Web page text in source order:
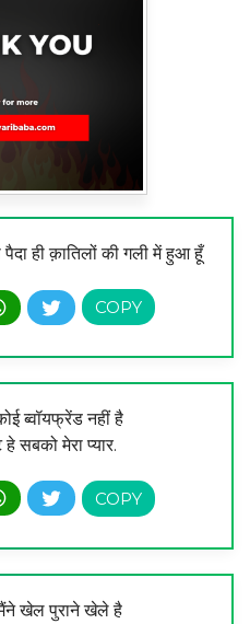
ही क़ातिलों की गली में हुआ हूँ
ब्वॉयफ्रेंड नहीं है
सबको मेरा प्यार.
‪खेल‬ पुराने ‪खेले‬ है